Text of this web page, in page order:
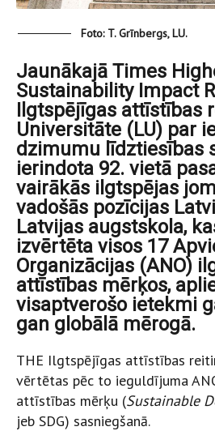
Foto: T. Grīnbergs, LU.
Jaunākajā Times
Sustainability Impact
Ilgtspējīgas attīstības
Universitāte (LU) par
dzimumu līdztiesības
ierindota 92. vietā
vairākās ilgtspējas
vadošās pozīcijas
Latvijas augstskola,
izvērtēta visos 17
Organizācijas (ANO)
attīstības mērķos,
visaptverošo ietekmi
gan globālā mērogā.
THE Ilgtspējīgas attīstības
vērtētas pēc to ieguldījuma
attīstības mērķu (Sustainable
jeb SDG) sasniegšanā.